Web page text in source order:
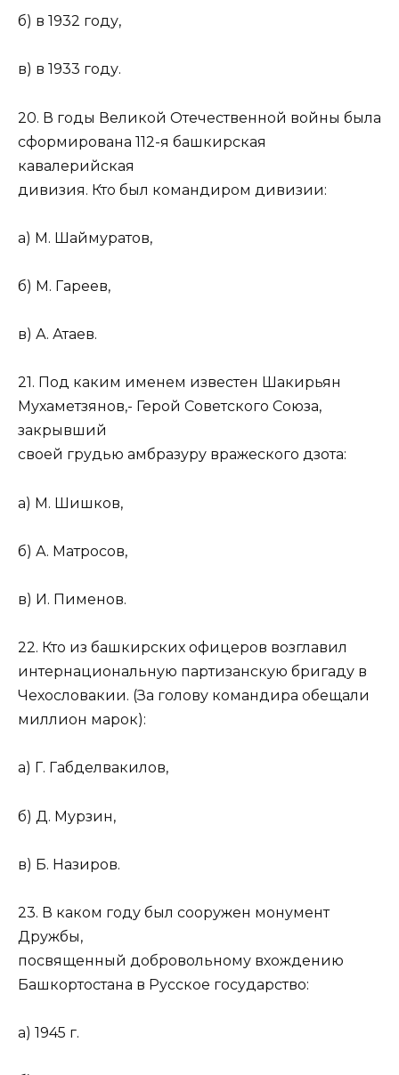
б) в 1932 году,
в) в 1933 году.
20. В годы Великой Отечественной войны была
сформирована 112-я башкирская
кавалерийская
дивизия. Кто был командиром дивизии:
а) М. Шаймуратов,
б) М. Гареев,
в) А. Атаев.
21. Под каким именем известен Шакирьян
Мухаметзянов,- Герой Советского Союза,
закрывший
своей грудью амбразуру вражеского дзота:
а) М. Шишков,
б) А. Матросов,
в) И. Пименов.
22. Кто из башкирских офицеров возглавил
интернациональную партизанскую бригаду в
Чехословакии. (За голову командира обещали
миллион марок):
а) Г. Габделвакилов,
б) Д. Мурзин,
в) Б. Назиров.
23. В каком году был сооружен монумент
Дружбы,
посвященный добровольному вхождению
Башкортостана в Русское государство:
а) 1945 г.